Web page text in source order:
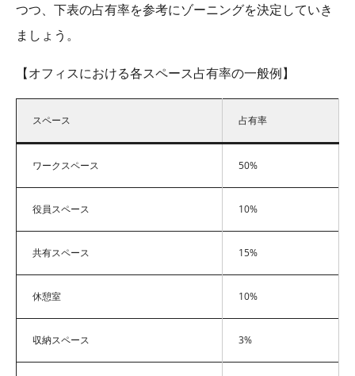
つつ、下表の占有率を参考にゾーニングを決定していき
ましょう。
【オフィスにおける各スペース占有率の一般例】
スペース 占有率
ワークスペース 50%
役員スペース 10%
共有スペース 15%
休憩室 10%
収納スペース 3%